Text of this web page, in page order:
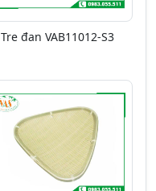
Tre đan VAB11012-S3